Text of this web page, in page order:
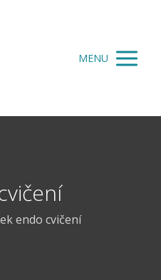
MENU
endo cvičení